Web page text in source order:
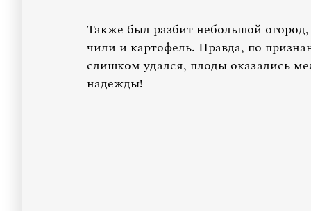
Также был разбит небольшой
чили и картофель. Правда, по
слишком удался, плоды оказались
надежды!